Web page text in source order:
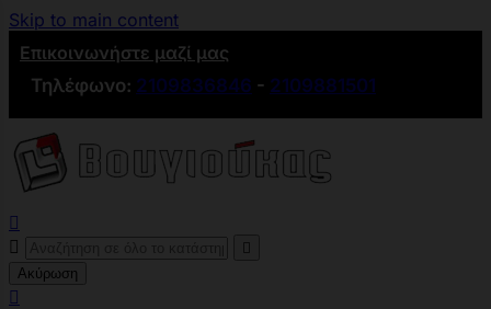
Skip to main content
Επικοινωνήστε μαζί μας
Τηλέφωνο: 2109836846 - 2109881501



Ακύρωση
